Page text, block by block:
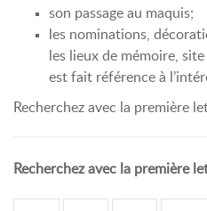
son passage au maquis;
les nominations,
les lieux de mémoire,
est fait référence à
Recherchez avec la première
Recherchez avec la première